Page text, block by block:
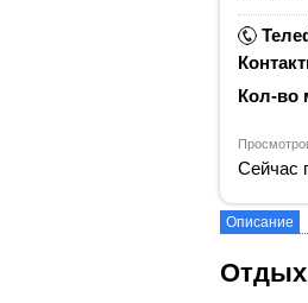
Кол-во
Сейчас
Описание
Отдых